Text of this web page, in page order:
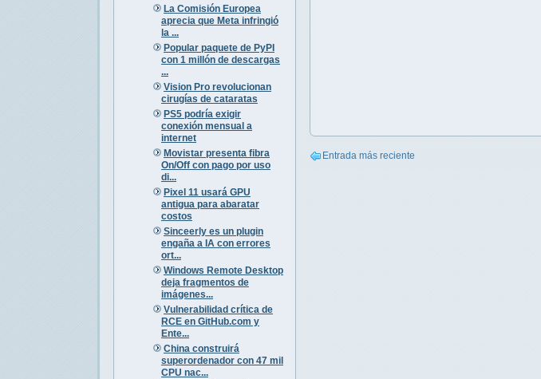
La Comisión Europea
aprecia que Meta infringió
la ...
Popular paquete de PyPI
con 1 millón de descargas
...
Vision Pro revolucionan
cirugías de cataratas
PS5 podría exigir
conexión mensual a
internet
Movistar presenta fibra
On/Off con pago por uso
di...
Pixel 11 usará GPU
antigua para abaratar
costos
Sinceerly es un plugin
engaña a IA con errores
ort...
Windows Remote Desktop
deja fragmentos de
imágenes...
Vulnerabilidad crítica de
RCE en GitHub.com y
Ente...
China construirá
superordenador con 47 mil
CPU nac...
Entrada más reciente